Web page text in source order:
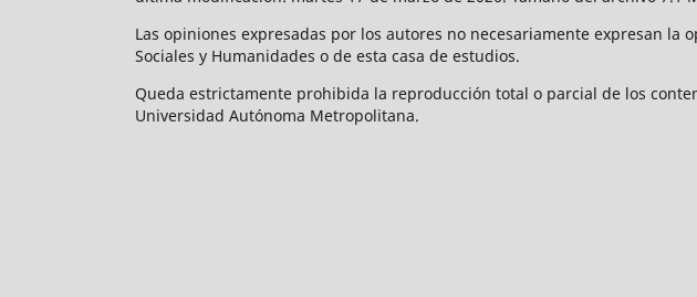
Las opiniones expresadas por los autores no necesariamente expresan
Sociales y Humanidades o de esta casa de estudios.
Queda estrictamente prohibida la reproducción total o parcial de los
Universidad Autónoma Metropolitana.